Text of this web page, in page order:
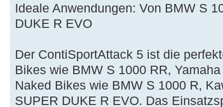
Ideale Anwendungen: Von BMW S
DUKE R EVO
Der ContiSportAttack 5 ist die
Bikes wie BMW S 1000 RR,
Naked Bikes wie BMW S 1000 R,
SUPER DUKE R EVO. Das